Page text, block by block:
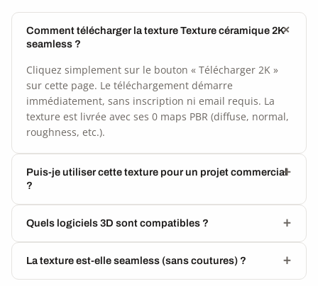
Comment télécharger la texture Texture céramique 2K
seamless ?
Cliquez simplement sur le bouton « Télécharger 2K »
sur cette page. Le téléchargement démarre
immédiatement, sans inscription ni email requis. La
texture est livrée avec ses 0 maps PBR (diffuse, normal,
roughness, etc.).
Puis-je utiliser cette texture pour un projet commercial
?
Quels logiciels 3D sont compatibles ?
La texture est-elle seamless (sans coutures) ?